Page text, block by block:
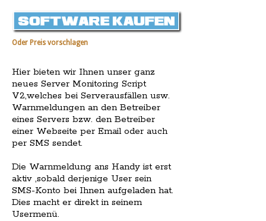
Oder Preis vorschlagen
Hier bieten wir Ihnen unser ganz
neues Server Monitoring Script
V2,welches bei Serverausfällen usw.
Warnmeldungen an den Betreiber
eines Servers bzw. den Betreiber
einer Webseite per Email oder auch
per SMS sendet.
Die Warnmeldung ans Handy ist erst
aktiv ,sobald derjenige User sein
SMS-Konto bei Ihnen aufgeladen hat.
Dies macht er direkt in seinem
Usermenü.